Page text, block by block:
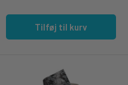
Tilføj til kurv